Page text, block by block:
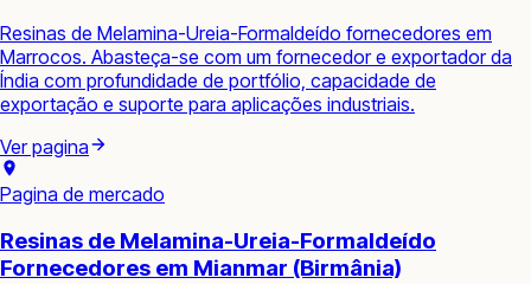
Resinas de Melamina-Ureia-Formaldeído fornecedores em
Marrocos. Abasteça-se com um fornecedor e exportador da
Índia com profundidade de portfólio, capacidade de
exportação e suporte para aplicações industriais.
Ver pagina
Pagina de mercado
Resinas de Melamina-Ureia-Formaldeído
Fornecedores em Mianmar (Birmânia)